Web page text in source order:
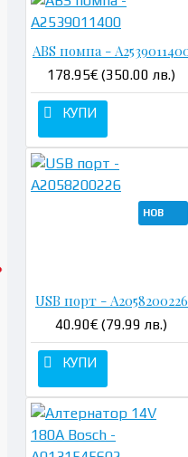
ABS помпа -
178.95€ (350.00 лв.)
КУПИ
НОВ
USB порт - A2058200226
40.90€ (79.99 лв.)
КУПИ